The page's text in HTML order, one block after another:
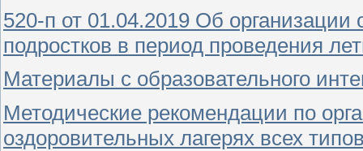
520-п от 01.04.2019 Об организации
подростков в период проведения
Материалы с образовательного
Методические рекомендации по
оздоровительных лагерях всех